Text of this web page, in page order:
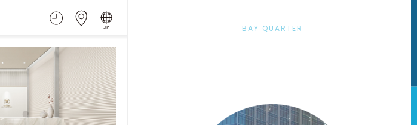
BAY QUARTER